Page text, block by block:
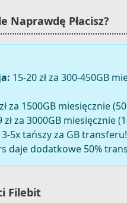
Naprawdę Płacisz?
15-20 zł za 300-450GB
za 1500GB miesięcznie
zł za 3000GB miesięcznie
5x tańszy za GB transferu!
daje dodatkowe 50%
Filebit